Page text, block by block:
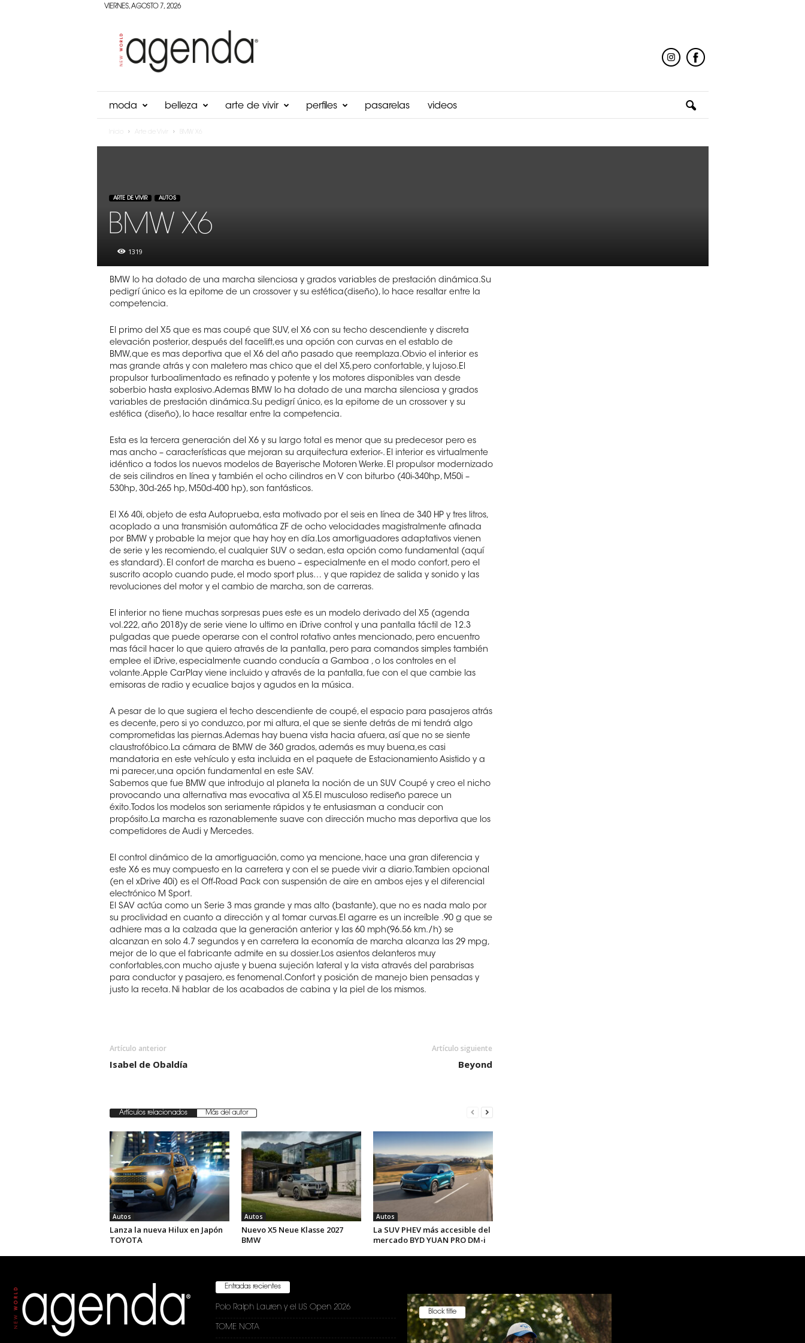
VIERNES, AGOSTO 7, 2026
Panama
moda belleza arte de vivir perfiles pasarelas videos
Arte de Vivir BMW X6
ARTE DE VIVIR AUTOS
BMW X6
1319
BMW lo ha dotado de una marcha silenciosa y grados variables de prestación dinámica.Su
pedigrí único es la epitome de un crossover y su estética(diseño), lo hace resaltar entre la
competencia.
El primo del X5 que es mas coupé que SUV, el X6 con su techo descendiente y discreta
elevación posterior, después del facelift,es una opción con curvas en el establo de
BMW,que es mas deportiva que el X6 del año pasado que reemplaza.Obvio el interior es
mas grande atrás y con maletero mas chico que el del X5,pero confortable, y lujoso.El
propulsor turboalimentado es refinado y potente y los motores disponibles van desde
soberbio hasta explosivo.Ademas BMW lo ha dotado de una marcha silenciosa y grados
variables de prestación dinámica.Su pedigrí único, es la epitome de un crossover y su
estética (diseño), lo hace resaltar entre la competencia.
Esta es la tercera generación del X6 y su largo total es menor que su predecesor pero es
mas ancho – características que mejoran su arquitectura exterior-. El interior es virtualmente
idéntico a todos los nuevos modelos de Bayerische Motoren Werke. El propulsor modernizado
de seis cilindros en línea y también el ocho cilindros en V con biturbo (40i-340hp, M50i –
530hp, 30d-265 hp, M50d-400 hp), son fantásticos.
El X6 40i, objeto de esta Autoprueba, esta motivado por el seis en línea de 340 HP y tres litros,
acoplado a una transmisión automática ZF de ocho velocidades magistralmente afinada
por BMW y probable la mejor que hay hoy en día.Los amortiguadores adaptativos vienen
de serie y les recomiendo, el cualquier SUV o sedan, esta opción como fundamental (aquí
es standard). El confort de marcha es bueno – especialmente en el modo confort, pero el
suscrito acoplo cuando pude, el modo sport plus… y que rapidez de salida y sonido y las
revoluciones del motor y el cambio de marcha, son de carreras.
El interior no tiene muchas sorpresas pues este es un modelo derivado del X5 (agenda
vol.222, año 2018)y de serie viene lo ultimo en iDrive control y una pantalla táctil de 12.3
pulgadas que puede operarse con el control rotativo antes mencionado, pero encuentro
mas fácil hacer lo que quiero através de la pantalla, pero para comandos simples también
emplee el iDrive, especialmente cuando conducía a Gamboa , o los controles en el
volante.Apple CarPlay viene incluido y através de la pantalla, fue con el que cambie las
emisoras de radio y ecualice bajos y agudos en la música.
A pesar de lo que sugiera el techo descendiente de coupé, el espacio para pasajeros atrás
es decente, pero si yo conduzco, por mi altura, el que se siente detrás de mi tendrá algo
comprometidas las piernas.Ademas hay buena vista hacia afuera, así que no se siente
claustrofóbico.La cámara de BMW de 360 grados, además es muy buena,es casi
mandatoria en este vehículo y esta incluida en el paquete de Estacionamiento Asistido y a
mi parecer,una opción fundamental en este SAV.
Sabemos que fue BMW que introdujo al planeta la noción de un SUV Coupé y creo el nicho
provocando una alternativa mas evocativa al X5.El musculoso rediseño parece un
éxito.Todos los modelos son seriamente rápidos y te entusiasman a conducir con
propósito.La marcha es razonablemente suave con dirección mucho mas deportiva que los
competidores de Audi y Mercedes.
El control dinámico de la amortiguación, como ya mencione, hace una gran diferencia y
este X6 es muy compuesto en la carretera y con el se puede vivir a diario.Tambien opcional
(en el xDrive 40i) es el Off-Road Pack con suspensión de aire en ambos ejes y el diferencial
electrónico M Sport.
El SAV actúa como un Serie 3 mas grande y mas alto (bastante), que no es nada malo por
su proclividad en cuanto a dirección y al tomar curvas.El agarre es un increíble .90 g que se
adhiere mas a la calzada que la generación anterior y las 60 mph(96.56 km./h) se
alcanzan en solo 4.7 segundos y en carretera la economía de marcha alcanza las 29 mpg,
mejor de lo que el fabricante admite en su dossier.Los asientos delanteros muy
confortables,con mucho ajuste y buena sujeción lateral y la vista através del parabrisas
para conductor y pasajero, es fenomenal.Confort y posición de manejo bien pensadas y
justo la receta. Ni hablar de los acabados de cabina y la piel de los mismos.
Artículo anterior
Isabel de Obaldía
Artículo siguiente
Beyond
Artículos relacionados Más del autor
Autos
Lanza la nueva Hilux en Japón
TOYOTA
Autos
Nuevo X5 Neue Klasse 2027
BMW
Autos
La SUV PHEV más accesible del
mercado BYD YUAN PRO DM-i
Entradas recientes
Polo Ralph Lauren y el US Open 2026
TOME NOTA
Block title